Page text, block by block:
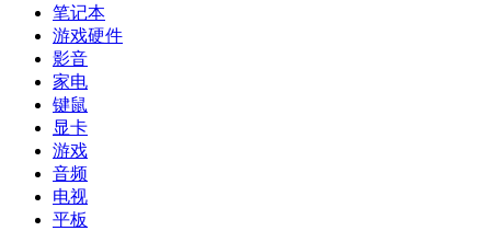
笔记本
游戏硬件
影音
家电
键鼠
显卡
游戏
音频
电视
平板